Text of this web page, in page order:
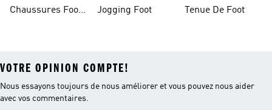
Chaussures Foot
Jogging Foot Tenue De Foot
VOTRE OPINION COMPTE!
Nous essayons toujours de nous améliorer et vous pouvez nous aider
avec vos commentaires.